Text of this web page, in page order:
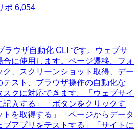
ポ 6,054
ラウザ自動化 CLI です。ウェブサ
に使用します。ページ遷移、フォ
、スクリーンショット取得、デー
スト、ブラウザ操作の自動化な
クに対応できます。「ウェブサイ
記入する」「ボタンをクリックす
を取得する」「ページからデータ
アプリをテストする」「サイトに